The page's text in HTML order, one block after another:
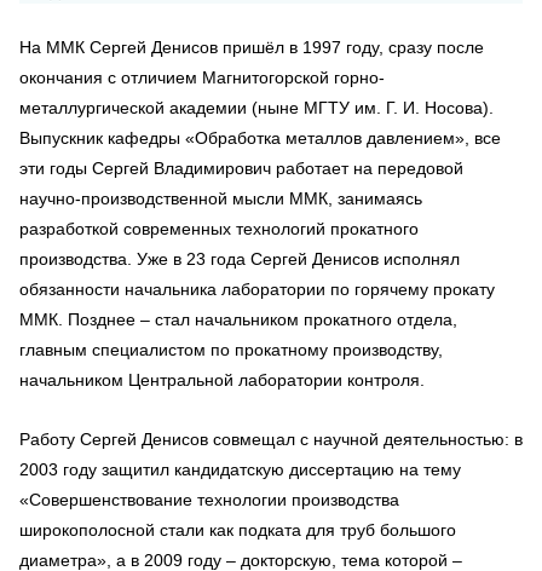
На ММК Сергей Денисов пришёл в 1997 году, сразу после
окончания с отличием Магнитогорской горно-
металлургической академии (ныне МГТУ им. Г. И. Носова).
Выпускник кафедры «Обработка металлов давлением», все
эти годы Сергей Владимирович работает на передовой
научно-производственной мысли ММК, занимаясь
разработкой современных технологий прокатного
производства. Уже в 23 года Сергей Денисов исполнял
обязанности начальника лаборатории по горячему прокату
ММК. Позднее – стал начальником прокатного отдела,
главным специалистом по прокатному производству,
начальником Центральной лаборатории контроля.
Работу Сергей Денисов совмещал с научной деятельностью: в
2003 году защитил кандидатскую диссертацию на тему
«Совершенствование технологии производства
широкополосной стали как подката для труб большого
диаметра», а в 2009 году – докторскую, тема которой –